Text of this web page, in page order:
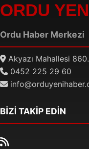
ORDU
Ordu Haber Merkezi
Akyazı Mahallesi
0452 225 29 60
BİZİ TAKİP EDİN